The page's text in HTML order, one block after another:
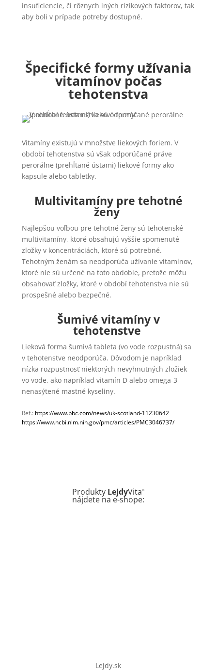
insuficiencie, či rôznych iných rizikových faktorov, tak
aby boli v prípade potreby dostupné.
Špecifické formy užívania
vitamínov počas
tehotenstva
Vitamíny existujú v množstve liekových foriem. V
období tehotenstva sú však odporúčané práve
perorálne (prehĺtané ústami) liekové formy ako
kapsule alebo tabletky.
Multivitamíny pre tehotné
ženy
Najlepšou voľbou pre tehotné ženy sú tehotenské
multivitamíny, ktoré obsahujú vyššie spomenuté
zložky v koncentráciách, ktoré sú potrebné.
Tehotným ženám sa neodporúča užívanie vitamínov,
ktoré nie sú určené na toto obdobie, pretože môžu
obsahovať zložky, ktoré v období tehotenstva nie sú
prospešné alebo bezpečné.
Šumivé vitamíny v
tehotenstve
Lieková forma šumivá tableta (vo vode rozpustná) sa
v tehotenstve neodporúča. Dôvodom je napríklad
nízka rozpustnosť niektorých nevyhnutných zložiek
vo vode, ako napríklad vitamín D alebo omega-3
nenasýtené mastné kyseliny.
Ref.: https://www.bbc.com/news/uk-scotland-11230642
https://www.ncbi.nlm.nih.gov/pmc/articles/PMC3046737/
Produkty LejdyVita®
nájdetena e-shope:
Lejdy.sk